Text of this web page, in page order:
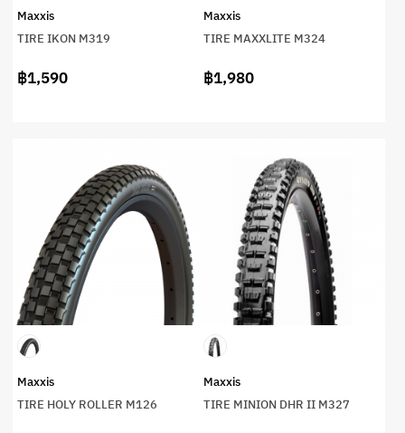
Maxxis
TIRE IKON M319
฿1,590
Maxxis
TIRE MAXXLITE M324
฿1,980
Maxxis
TIRE HOLY ROLLER M126
Maxxis
TIRE MINION DHR II M327